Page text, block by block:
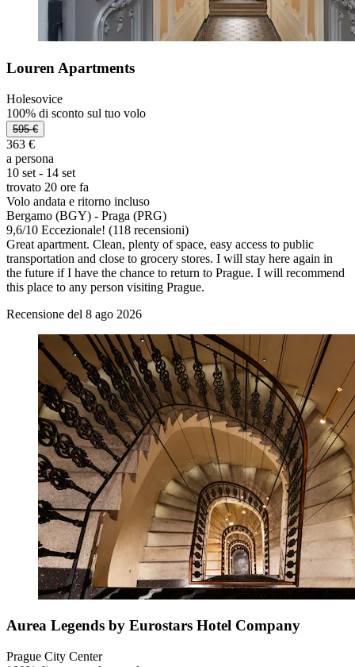
Louren Apartments
Holesovice
100% di sconto sul tuo volo
595 €
363 €
a persona
10 set - 14 set
trovato 20 ore fa
Volo andata e ritorno incluso
Bergamo (BGY) - Praga (PRG)
9,6/10 Eccezionale! (118 recensioni)
Great apartment. Clean, plenty of space, easy access to public
transportation and close to grocery stores. I will stay here again in
the future if I have the chance to return to Prague. I will recommend
this place to any person visiting Prague.
Recensione del 8 ago 2026
Aurea Legends by Eurostars Hotel Company
Prague City Center